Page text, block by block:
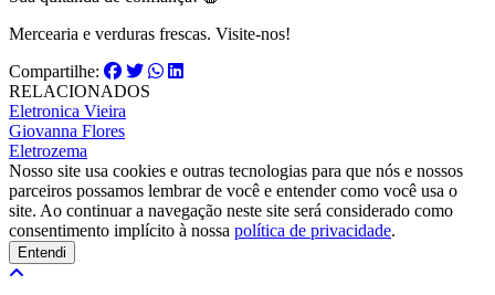
Mercearia e verduras frescas. Visite-nos!
Compartilhe:
RELACIONADOS
Eletronica Vieira
Giovanna Flores
Eletrozema
Nosso site usa cookies e outras tecnologias para que nós e nossos
parceiros possamos lembrar de você e entender como você usa o
site. Ao continuar a navegação neste site será considerado como
consentimento implícito à nossa política de privacidade.
Entendi